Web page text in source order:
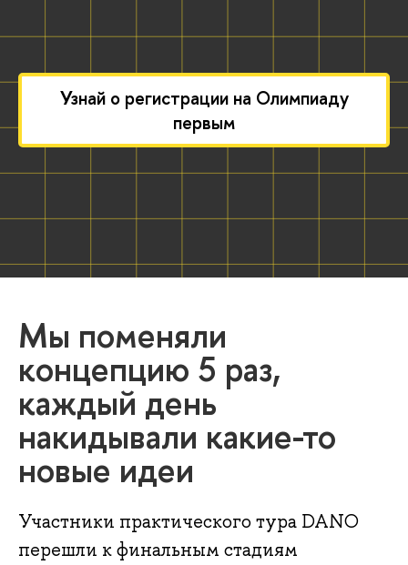
Узнай о регистрации на Олимпиаду
первым
Мы поменяли
концепцию 5 раз,
каждый день
накидывали какие-то
новые идеи
Участники практического тура DANO
перешли к финальным стадиям